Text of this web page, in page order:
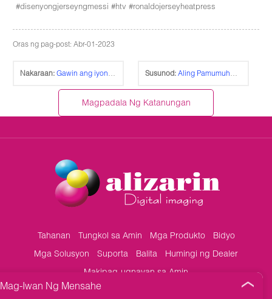
#disenyongjerseyngmessi #htv #ronaldojerseyheatpress
Oras ng pag-post: Abr-01-2023
Nakaraan: Gawin ang iyong mga logo ng damit na may malambot at suede na dating gamit ang Flock heat transfer vinyl Susunod: Aling Pamumuhunan ang Pinakamahusay para sa mga Baguhan sa Paggawa ng Logo at Numero ng Tasang Porselana?
Magpadala Ng Katanungan
Tahanan Tungkol sa Amin Mga Produkto
Bidyo
Mga Solusyon
Suporta Balita
Humingi ng Dealer
Makipag-ugnayan sa Amin
Mag-Iwan Ng Mensahe